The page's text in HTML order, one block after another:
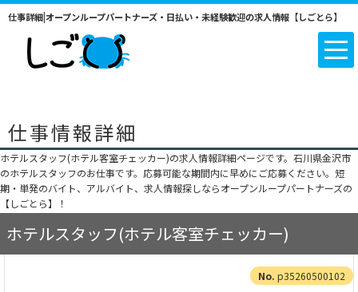
仕事詳細|オープンループパートナーズ・日払い・未経験歓迎の求人情報【しごとら】
仕事情報詳細
ホテルスタッフ(ホテル客室チェッカー)の求人情報詳細ページです。石川県金沢市
のホテルスタッフのお仕事です。応募可能な期間内に早めにご応募ください。短
期・単発のバイト、アルバイト、求人情報探しならオープンループパートナーズの
【しごとら】！
ホテルスタッフ(ホテル客室チェッカー)
p35260500102